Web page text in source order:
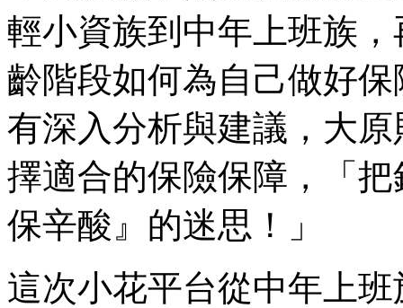
輕小資族到中年上班族
齡階段如何為自己做好
有深入分析與建議，大
擇適合的保險保障，「
保辛酸』的迷思！」
這次小花平台從中年上